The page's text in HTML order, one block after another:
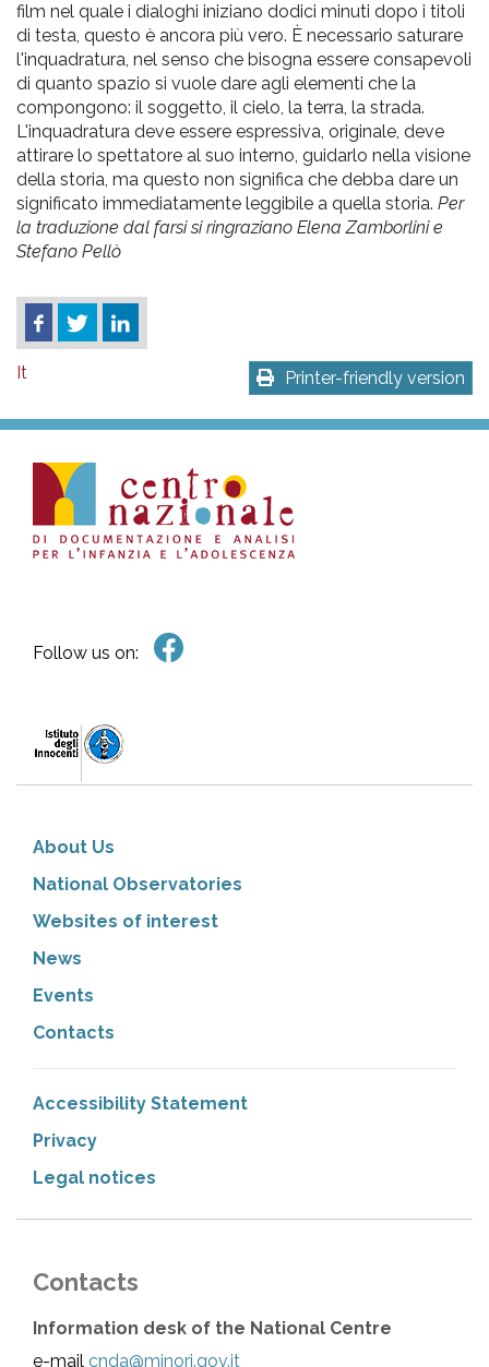
film nel quale i dialoghi iniziano dodici minuti dopo i titoli
di testa, questo è ancora più vero. È necessario saturare
l'inquadratura, nel senso che bisogna essere consapevoli
di quanto spazio si vuole dare agli elementi che la
compongono: il soggetto, il cielo, la terra, la strada.
L'inquadratura deve essere espressiva, originale, deve
attirare lo spettatore al suo interno, guidarlo nella visione
della storia, ma questo non significa che debba dare un
significato immediatamente leggibile a quella storia. Per
la traduzione dal farsi si ringraziano Elena Zamborlini e
Stefano Pellò
Printer-friendly version
It
Follow us on:
About Us
National Observatories
Websites of interest
News
Events
Contacts
Accessibility Statement
Privacy
Legal notices
Contacts
Information desk of the National Centre
e-mail cnda@minori.gov.it